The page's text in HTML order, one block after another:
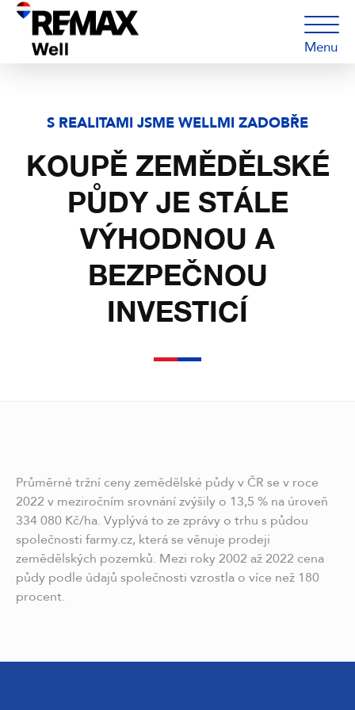
Menu
S REALITAMI JSME WELLMI ZADOBŘE
KOUPĚ ZEMĚDĚLSKÉ
PŮDY JE STÁLE
VÝHODNOU A
BEZPEČNOU
INVESTICÍ
Průměrné tržní ceny zemědělské půdy v ČR se v roce
2022 v meziročním srovnání zvýšily o 13,5 % na úroveň
334 080 Kč/ha. Vyplývá to ze zprávy o trhu s půdou
společnosti farmy.cz, která se věnuje prodeji
zemědělských pozemků. Mezi roky 2002 až 2022 cena
půdy podle údajů společnosti vzrostla o více než 180
procent.